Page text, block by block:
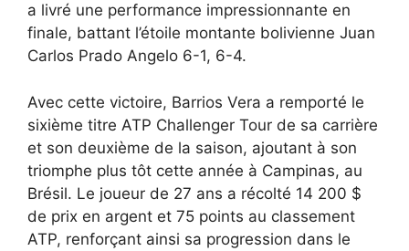
a livré une performance impressionnante en
finale, battant l’étoile montante bolivienne Juan
Carlos Prado Angelo 6-1, 6-4.
Avec cette victoire, Barrios Vera a remporté le
sixième titre ATP Challenger Tour de sa carrière
et son deuxième de la saison, ajoutant à son
triomphe plus tôt cette année à Campinas, au
Brésil. Le joueur de 27 ans a récolté 14 200 $
de prix en argent et 75 points au classement
ATP, renforçant ainsi sa progression dans le